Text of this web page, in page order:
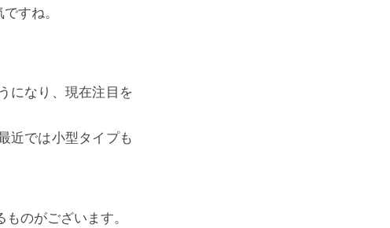
すね。
になり、現在注目を
近では小型タイプも
のがございます。